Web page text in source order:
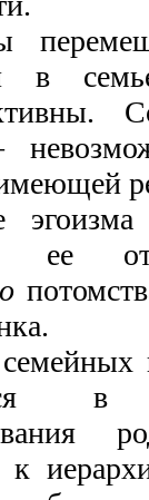
в
ее
в
к